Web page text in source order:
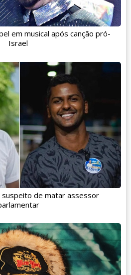
em musical após canção pró-
Israel
suspeito de matar assessor